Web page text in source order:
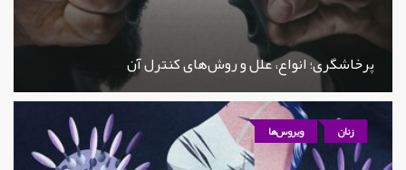
پرخاشگری؛ انواع، علل و روش‌های کنترل آن
زنان ویروس‌ها